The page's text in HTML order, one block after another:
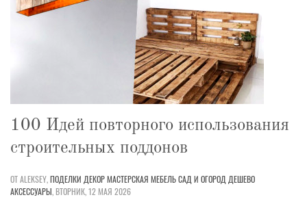
100 Идей повторного использования
строительных поддонов
ОТ ALEKSEY,ПОДЕЛКИ ДЕКОРМАСТЕРСКАЯ МЕБЕЛЬСАД И ОГОРОД ДЕШЕВО
АКСЕССУАРЫ,ВТОРНИК, 12 МАЯ 2026